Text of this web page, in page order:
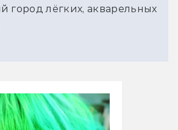
город лёгких, акварельных